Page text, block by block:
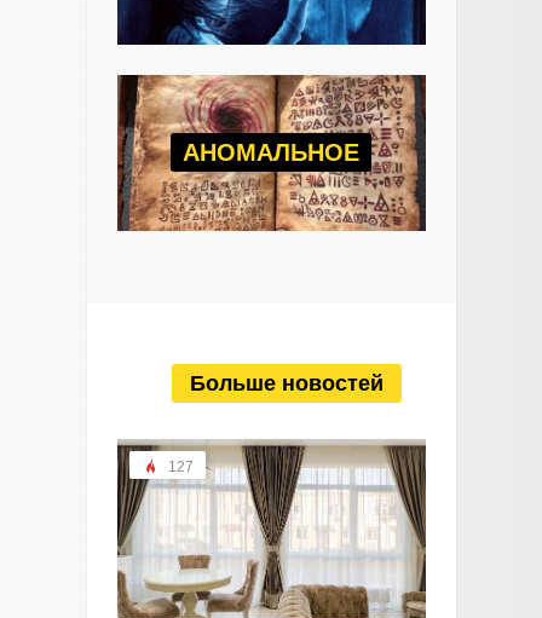
АНОМАЛЬНОЕ
Больше новостей
127